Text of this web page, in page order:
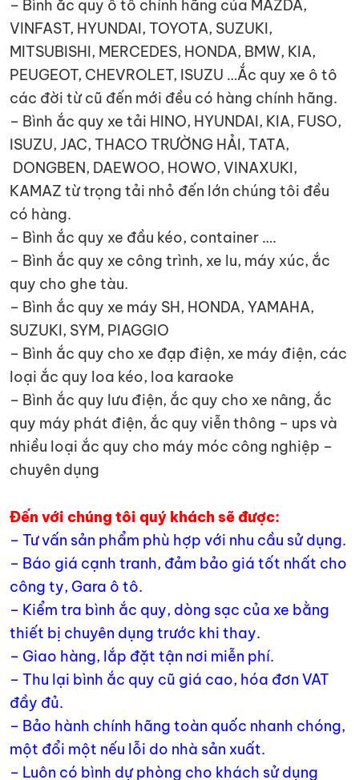
– Bình ắc quy ô tô chính hãng của MAZDA,
VINFAST, HYUNDAI, TOYOTA, SUZUKI,
MITSUBISHI, MERCEDES, HONDA, BMW, KIA,
PEUGEOT, CHEVROLET, ISUZU …Ắc quy xe ô tô
các đời từ cũ đến mới đều có hàng chính hãng.
– Bình ắc quy xe tải HINO, HYUNDAI, KIA, FUSO,
ISUZU, JAC, THACO TRƯỜNG HẢI, TATA,
DONGBEN, DAEWOO, HOWO, VINAXUKI,
KAMAZ từ trọng tải nhỏ đến lớn chúng tôi đều
có hàng.
– Bình ắc quy xe đầu kéo, container ….
– Bình ắc quy xe công trình, xe lu, máy xúc, ắc
quy cho ghe tàu.
– Bình ắc quy xe máy SH, HONDA, YAMAHA,
SUZUKI, SYM, PIAGGIO
– Bình ắc quy cho xe đạp điện, xe máy điện, các
loại ắc quy loa kéo, loa karaoke
– Bình ắc quy lưu điện, ắc quy cho xe nâng, ắc
quy máy phát điện, ắc quy viễn thông – ups và
nhiều loại ắc quy cho máy móc công nghiệp –
chuyên dụng
Đến với chúng tôi quý khách sẽ được:
– Tư vấn sản phẩm phù hợp với nhu cầu sử dụng.
– Báo giá cạnh tranh, đảm bảo giá tốt nhất cho
công ty, Gara ô tô.
– Kiểm tra bình ắc quy, dòng sạc của xe bằng
thiết bị chuyên dụng trước khi thay.
– Giao hàng, lắp đặt tận nơi miễn phí.
– Thu lại bình ắc quy cũ giá cao, hóa đơn VAT
đầy đủ.
– Bảo hành chính hãng toàn quốc nhanh chóng,
một đổi một nếu lỗi do nhà sản xuất.
– Luôn có bình dự phòng cho khách sử dụng